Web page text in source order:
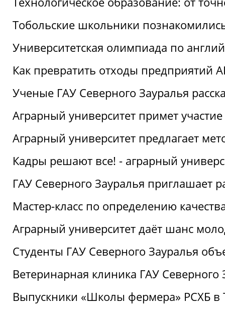
Тобольские школьники
Университетская олимпиада по
Как превратить отходы предприятий
Ученые ГАУ Северного Зауралья
Аграрный университет примет
Аграрный университет предлагает
Кадры решают все! - аграрный
ГАУ Северного Зауралья приглашает
Мастер-класс по определению
Аграрный университет даёт шанс
Студенты ГАУ Северного Зауралья
Ветеринарная клиника ГАУ Северного
Выпускники «Школы фермера» РСХБ